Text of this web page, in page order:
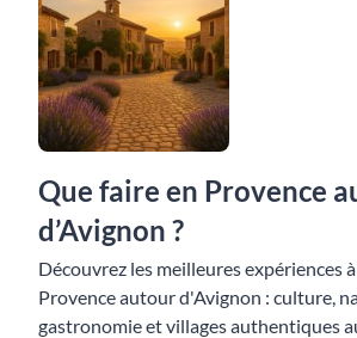
Que faire en Provence
d’Avignon ?
Découvrez les meilleures expériences
Provence autour d'Avignon : culture,
gastronomie et villages authentiques